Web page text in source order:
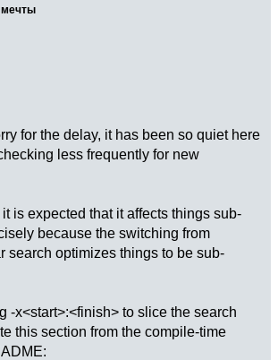
мечты
for the delay, it has been so quiet here
less frequently for new
is expected that it affects things sub-
because the switching from
search optimizes things to be sub-
-x<start>:<finish> to slice the search
this section from the compile-time